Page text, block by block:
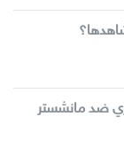
ضد مانشستر